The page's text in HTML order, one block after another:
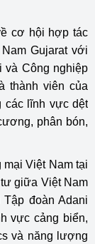
cơ hội hợp tác
Gujarat với
và Công nghiệp
thành viên của
các lĩnh vực dệt
phân bón,
Việt Nam tại
giữa Việt Nam
đoàn Adani
vực cảng biển,
và năng lượng